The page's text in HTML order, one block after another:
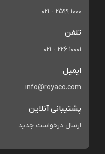
021 - 2599 1000
تلفن
021 - 226 10001
ایمیل
info@royaco.com
پشتیبانی آنلاین
ارسال درخواست جدید